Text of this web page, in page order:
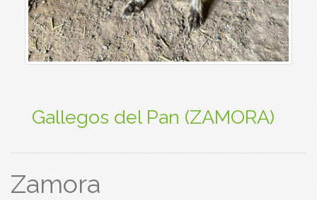
Gallegos del Pan (ZAMORA)
Zamora